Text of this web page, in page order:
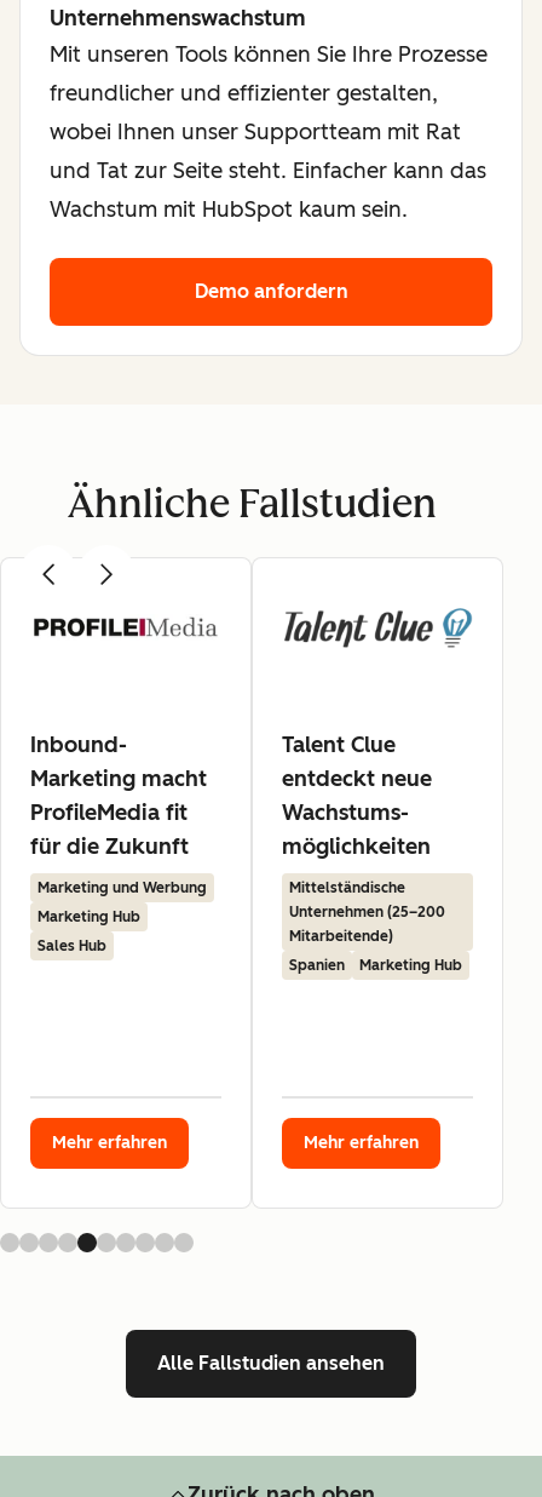
Unternehmenswachstum
Mit unseren Tools können Sie Ihre Prozesse
freundlicher und effizienter gestalten,
wobei Ihnen unser Supportteam mit Rat
und Tat zur Seite steht. Einfacher kann das
Wachstum mit HubSpot kaum sein.
Demo anfordern
Ähnliche Fallstudien
Inbound-
Marketing macht
ProfileMedia fit
für die Zukunft
Marketing und Werbung
Marketing Hub
Sales Hub
Mehr erfahren
Talent Clue
entdeckt neue
Wachstums-
möglichkeiten
Mittelständische
Unternehmen (25–200
Mitarbeitende)
Spanien
Marketing Hub
Mehr erfahren
Alle Fallstudien ansehen